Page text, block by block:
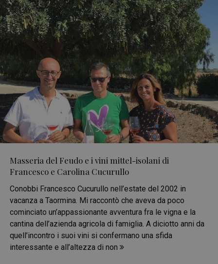
Masseria del Feudo e i vini mittel-isolani di
Francesco e Carolina Cucurullo
Conobbi Francesco Cucurullo nell’estate del 2002 in
vacanza a Taormina. Mi raccontò che aveva da poco
cominciato un’appassionante avventura fra le vigna e la
cantina dell’azienda agricola di famiglia. A diciotto anni da
quell’incontro i suoi vini si confermano una sfida
interessante e all’altezza di non